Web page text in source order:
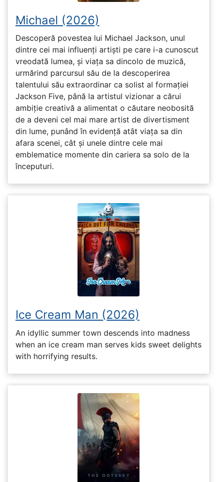
Michael (2026)
Descoperă povestea lui Michael Jackson, unul
dintre cei mai influenți artiști pe care i-a cunoscut
vreodată lumea, și viața sa dincolo de muzică,
urmărind parcursul său de la descoperirea
talentului său extraordinar ca solist al formației
Jackson Five, până la artistul vizionar a cărui
ambiție creativă a alimentat o căutare neobosită
de a deveni cel mai mare artist de divertisment
din lume, punând în evidență atât viața sa din
afara scenei, cât și unele dintre cele mai
emblematice momente din cariera sa solo de la
începuturi.
Ice Cream Man (2026)
An idyllic summer town descends into madness
when an ice cream man serves kids sweet delights
with horrifying results.